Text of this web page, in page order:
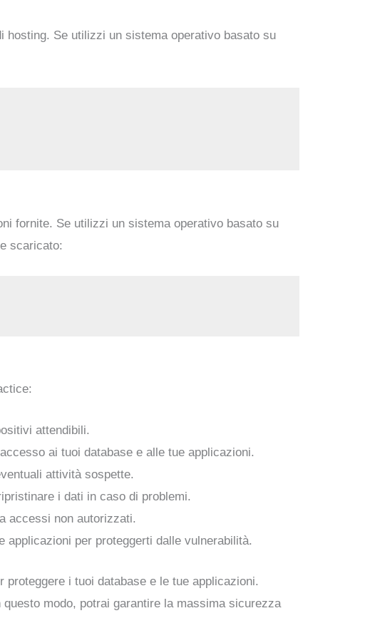
hosting. Se utilizzi un sistema operativo basato su
fornite. Se utilizzi un sistema operativo basato su
scaricato:
attendibili.
ai tuoi database e alle tue applicazioni.
attività sospette.
i dati in caso di problemi.
accessi non autorizzati.
applicazioni per proteggerti dalle vulnerabilità.
proteggere i tuoi database e le tue applicazioni.
modo, potrai garantire la massima sicurezza